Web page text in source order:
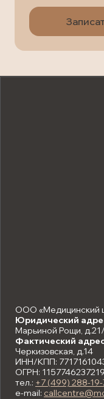
ООО «Медицинский
Юридический
Марьиной Рощи,
Фактический
Черкизовская, д.14
ИНН/КПП:
ОГРН: 1157746237219
тел.: +7 (499) 288-19-
e-mail: